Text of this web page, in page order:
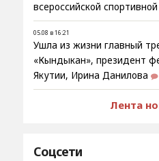
всероссийской
05.08 в 16:21
Ушла из жизни главный
«Кындыкан», президент
Якутии, Ирина Данилова
Лента
Соцсети